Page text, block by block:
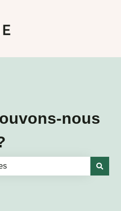
nous